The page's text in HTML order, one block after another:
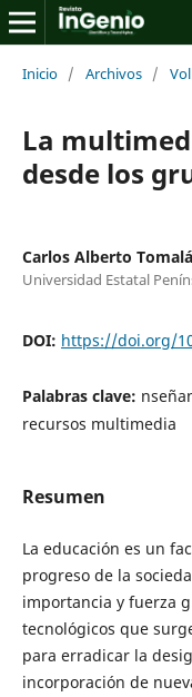
Inicio / Archivos /
La
desde los
Carlos Alberto
Universidad Estatal
DOI: https://doi.org/
Palabras clave:
recursos multimedia
Resumen
La educación es un
progreso de la
importancia y fuerza
tecnológicos que
para erradicar la
incorporación de